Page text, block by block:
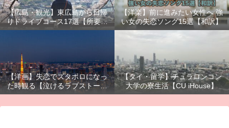
【広島・観光】東広島から日帰
りドライブコース17選【所要時
間別】
【洋楽】前に進みたい女性へ 強
い女の失恋ソング15選【和訳】
【洋画】失恋でズタボロになっ
た時観る【泣けるラブストーリ
ーまとめ】
【タイ・留学】チュラロンコン
大学の寮生活【CU iHouse】